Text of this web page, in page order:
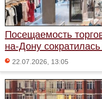
Посещаемость
на-Дону
22.07.2026, 13:05